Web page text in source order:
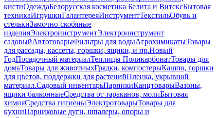
кистиОдеждаБелорусская косметика Белита и ВитексБытовая
техникаИгрушкиГалантереяИнструментТекстильОбувь и
стелькиЗамочно-скобяные
изделияЭлектроинструментЭлектроинструмент
садовыйАвтотоварыФильтры для водыАгрохимикатыТовары
для рассады, кассеты, горшки, ящики, и пр.Новый
ГодПосадочный материалТеплицы ПоликарбонатТовары для
домаТовары для животныхГрядки, компостерыКашпо, горшки
для цветов, поддержки для растенийПленка, укрывной
материал.Садовый инвентарьПарникиКанцтоварыВазоны,
ящики балконныеСредства от тараканов, молиБытовая
химияСредства гигиеныЭлектротоварыТовары для
кухниПарниковые дуги, шпалеры, опоры и